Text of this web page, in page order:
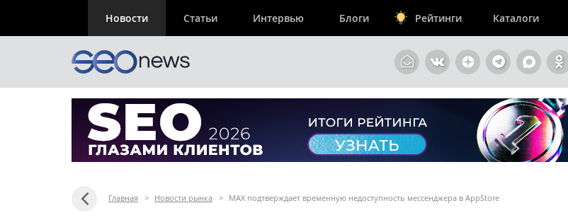
Новости Статьи Интервью Блоги Рейтинги Каталоги
Главная > Новости рынка > МАХ подтверждает временную недоступность мессенджера в AppStore